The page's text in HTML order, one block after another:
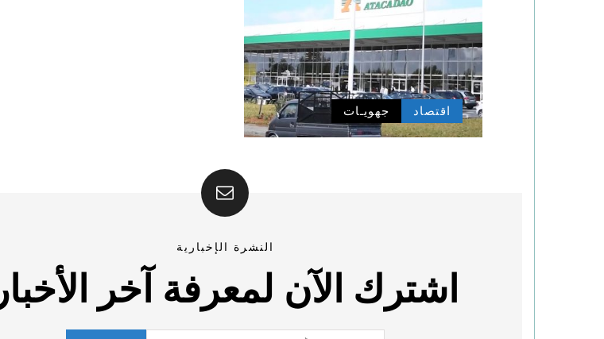
اقتصاد جهويـات
النشرة الإخبارية
اشترك الآن لمعرفة آخر الأخبار